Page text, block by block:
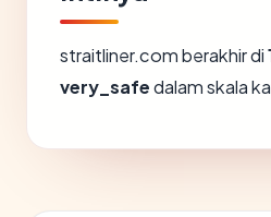
straitliner.com berakhir di
very_safedalam skala